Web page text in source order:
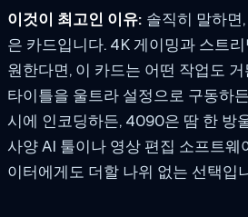
이것이 최고인 이유: 솔직히 말하면,
은 카드입니다. 4K 게이밍과 스트
원한다면, 이 카드는 어떤 작업도
타이틀을 울트라 설정으로 구동하
시에 인코딩하든, 4090은 땀 한 방
사양 AI 툴이나 영상 편집 소프트웨
이터에게도 더할 나위 없는 선택입